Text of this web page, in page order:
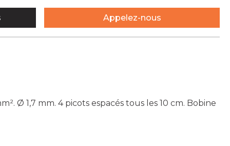
Ø 1,7 mm. 4 picots espacés tous les 10 cm. Bobine
Appelez-nous